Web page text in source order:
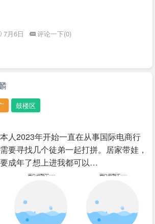
7月6日
评论一下(0)
鼓楼区
人2023年开始一直在从事国际电商行
要寻找几个徒弟一起打拼。居家带娃，
成年了想上进我都可以…